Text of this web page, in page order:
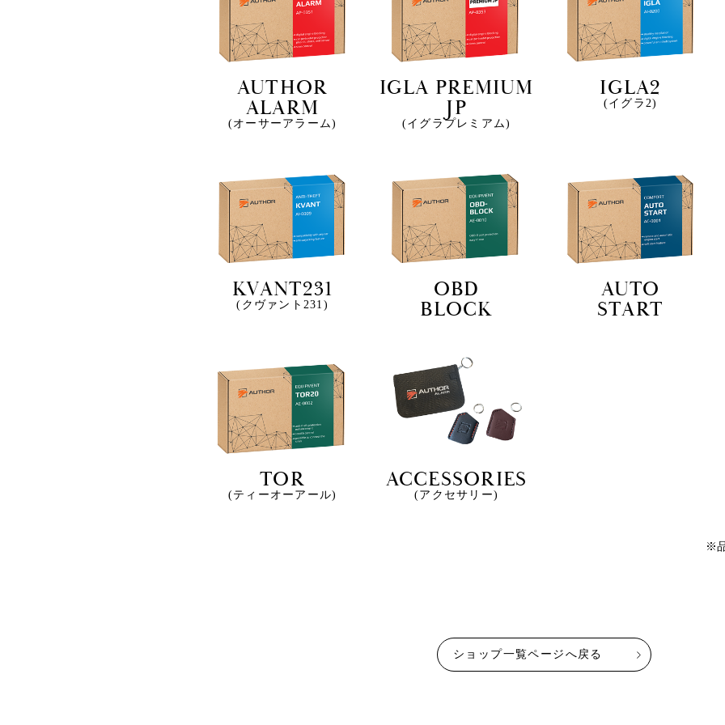
AUTHOR
ALARM
(オーサーアラーム)
IGLA PREMIUM
JP
(イグラプレミアム)
IGLA2
(イグラ2)
KVANT231
(クヴァント231)
OBD
BLOCK
AUTO
START
TOR
(ティーオーアール)
ACCESSORIES
(アクセサリー)
※
ショップ一覧ページへ戻る